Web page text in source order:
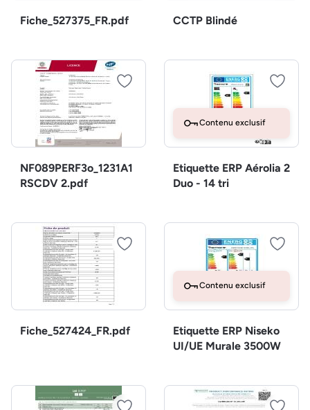
Fiche_527375_FR.pdf CCTP Blindé
NF089PERF3o_1231A1
RSCDV 2.pdf
Contenu exclusif
Etiquette ERP Aérolia 2
Duo - 14 tri
Fiche_527424_FR.pdf
Contenu exclusif
Etiquette ERP Niseko
UI/UE Murale 3500W